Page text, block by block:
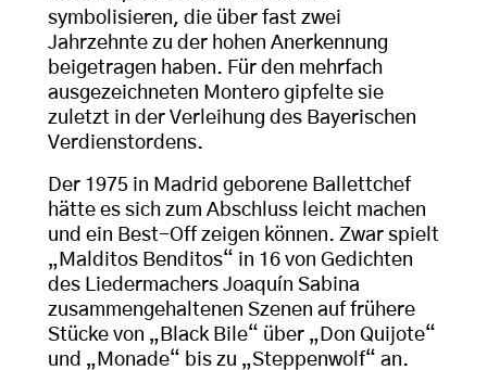
symbolisieren, die über fast zwei
Jahrzehnte zu der hohen Anerkennung
beigetragen haben. Für den mehrfach
ausgezeichneten Montero gipfelte sie
zuletzt in der Verleihung des Bayerischen
Verdienstordens.
Der 1975 in Madrid geborene Ballettchef
hätte es sich zum Abschluss leicht machen
und ein Best-Off zeigen können. Zwar spielt
„Malditos Benditos“ in 16 von Gedichten
des Liedermachers Joaquín Sabina
zusammengehaltenen Szenen auf frühere
Stücke von „Black Bile“ über „Don Quijote“
und „Monade“ bis zu „Steppenwolf“ an.